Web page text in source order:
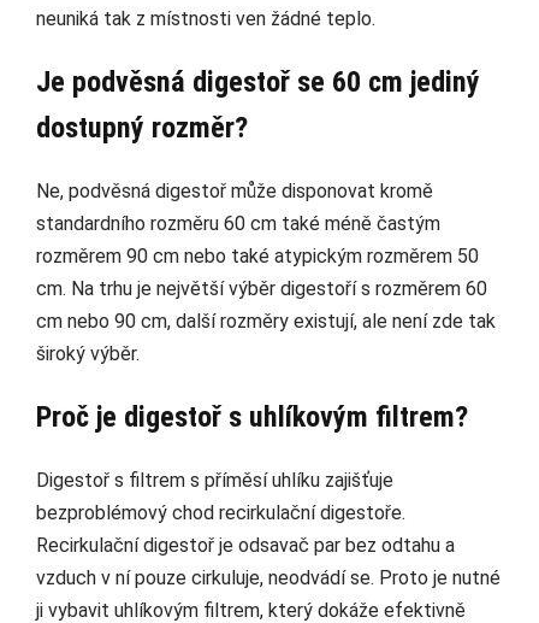
neuniká tak z místnosti ven žádné teplo.
Je podvěsná digestoř se 60 cm jediný
dostupný rozměr?
Ne, podvěsná digestoř může disponovat kromě
standardního rozměru 60 cm také méně častým
rozměrem 90 cm nebo také atypickým rozměrem 50
cm. Na trhu je největší výběr digestoří s rozměrem 60
cm nebo 90 cm, další rozměry existují, ale není zde tak
široký výběr.
Proč je digestoř s uhlíkovým filtrem?
Digestoř s filtrem s příměsí uhlíku zajišťuje
bezproblémový chod recirkulační digestoře.
Recirkulační digestoř je odsavač par bez odtahu a
vzduch v ní pouze cirkuluje, neodvádí se. Proto je nutné
ji vybavit uhlíkovým filtrem, který dokáže efektivně